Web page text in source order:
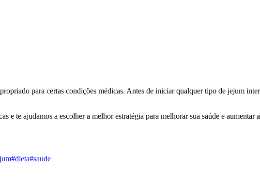
para certas condições médicas. Antes de iniciar qualquer tipo de jejum
e te ajudamos a escolher a melhor estratégia para melhorar sua saúde e aumentar
#dieta#saude